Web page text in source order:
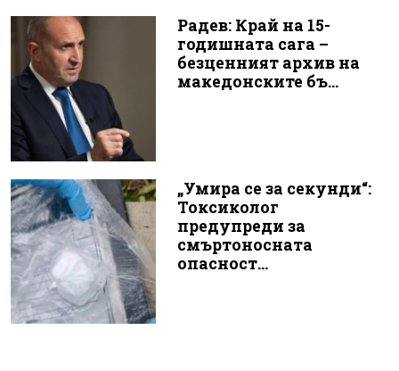
Радев: Край на 15-
годишната сага –
безценният архив на
македонските бъ...
„Умира се за секунди“:
Токсиколог
предупреди за
смъртоносната
опасност...